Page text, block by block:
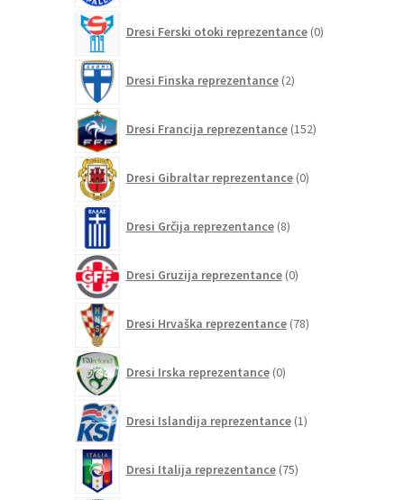
Dresi Ferski otoki reprezentance 0izdelkov
Dresi Finska reprezentance 2izdelka
Dresi Francija reprezentance 152izdelkov
Dresi Gibraltar reprezentance 0izdelkov
Dresi Grčija reprezentance 8izdelkov
Dresi Gruzija reprezentance 0izdelkov
Dresi Hrvaška reprezentance 78izdelkov
Dresi Irska reprezentance 0izdelkov
Dresi Islandija reprezentance 1izdelek
Dresi Italija reprezentance 75izdelkov